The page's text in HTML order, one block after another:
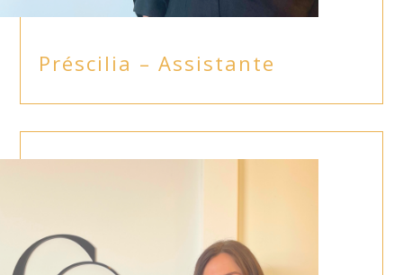
Préscilia – Assistante